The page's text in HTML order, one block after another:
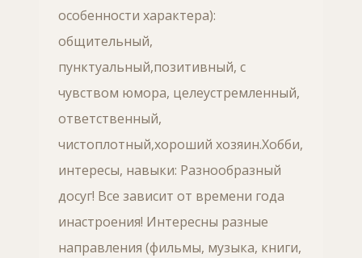
особенности характера):
общительный,
пунктуальный,позитивный, с
чувством юмора, целеустремленный,
ответственный,
чистоплотный,хороший хозяин.Хобби,
интересы, навыки: Разнообразный
досуг! Все зависит от времени года
инастроения! Интересны разные
направления (фильмы, музыка, книги,